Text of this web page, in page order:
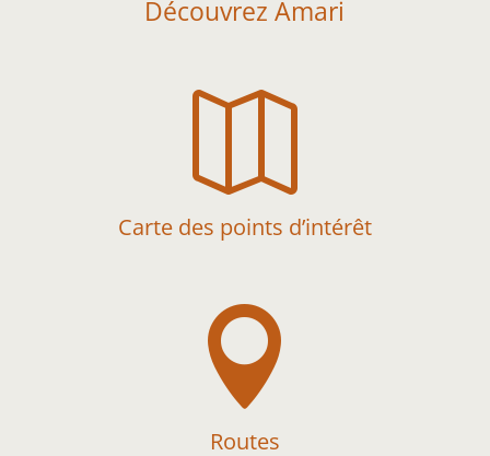
Découvrez Amari

Carte des points d’intérêt

Routes